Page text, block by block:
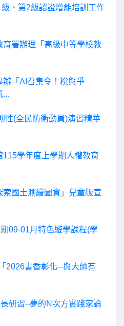
級、第2級認證增能培訓工作
育署辦理「高級中等學校教
辦「AI召集令！稅與爭
...
性(全民防衛動員)演習精華
學年度上學期人權教育
索國土測繪圖資」兒童版宣
09-01月特色遊學課程(學
2026書香彰化─與大師有
研習–夢的N次方實踐家論